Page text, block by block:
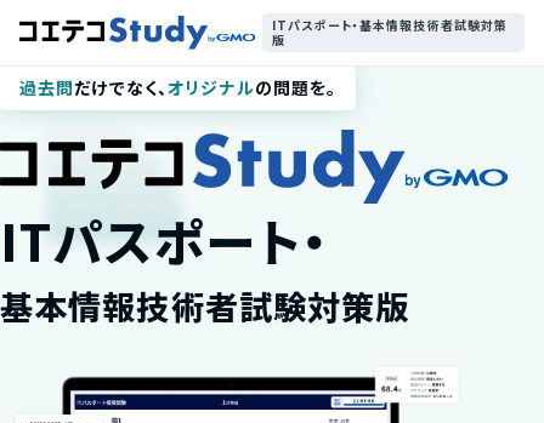
ITパスポート・基本情報技術者試験対策
版
過去問だけでなく、オリジナルの問題を。
ITパスポート・
基本情報技術者試験対策版